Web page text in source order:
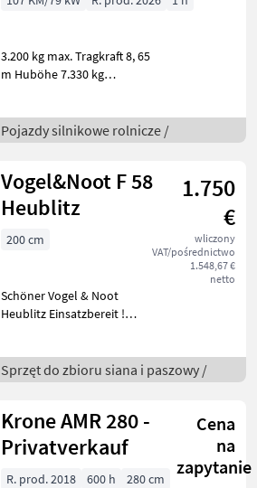
3.200 kg max. Tragkraft 8, 65
m Huböhe 7.330 kg
DOC+DPF+SCR 40 km/h
Höchstgeschwindigkeit
Pojazdy silnikowe rolnicze /
Vogel&Noot F 58
Heublitz
1.750
€
wliczony
VAT/pośrednictwo
1.548,67 €
netto
200 cm
Schöner Vogel & Noot
Heublitz Einsatzbereit !
2021 komplett erneuert !!! -
3 Zinkenreihen jeweils -
Sprzęt do zbioru siana i paszowy /
Krone AMR 280 -
Privatverkauf
Cena
na
zapytanie
R. prod. 2018 600 h 280 cm